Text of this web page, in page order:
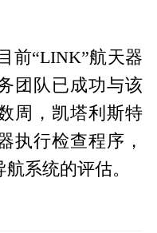
前“LINK”航天器
团队已成功与该
周，凯塔利斯特
执行检查程序，
系统的评估。